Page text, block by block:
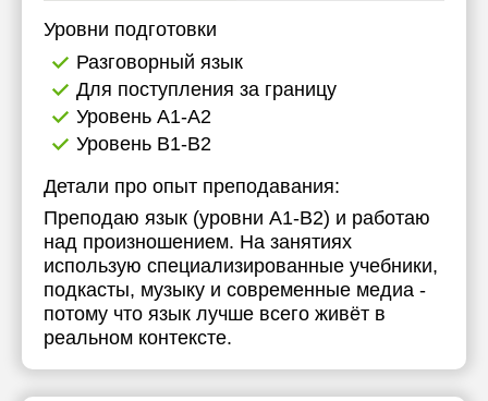
Уровни подготовки
Разговорный язык
Для поступления за границу
Уровень А1-А2
Уровень B1-B2
Детали про опыт преподавания:
Преподаю язык (уровни A1-B2) и работаю
над произношением. На занятиях
использую специализированные учебники,
подкасты, музыку и современные медиа -
потому что язык лучше всего живёт в
реальном контексте.